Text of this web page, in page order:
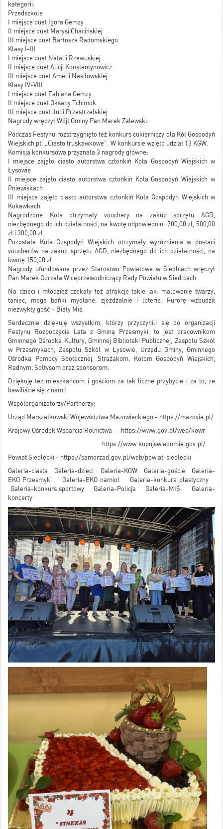
kategorii:
Przedszkole
I miejsce duet Igora Gemzy
II miejsce duet Marysi Chacińskiej
III miejsce duet Bartosza Radomskiego
Klasy I-III
I miejsce duet Natalii Rzewuskiej
II miejsce duet Alicji Konstantynowicz
III miejsce duet Amelii Nasiłowskiej
Klasy IV-VIII
I miejsce duet Fabiana Gemzy
II miejsce duet Oksany Tchimok
III miejsce duet Julii Przestrzelskiej
Nagrody wręczył Wójt Gminy Pan Marek Zalewski.
Podczas Festynu rozstrzygnięto też konkurs cukierniczy dla Kół Gospodyń
Wiejskich pt. „Ciasto truskawkowe”. W konkursie wzięło udział 13 KGW.
Komisja konkursowa przyznała 3 nagrody główne:
I miejsce zajęło ciasto autorstwa członkiń Koła Gospodyń Wiejskich w
Łysowie
II miejsce zajęło ciasto autorstwa członkiń Koła Gospodyń Wiejskich w
Pniewiskach
III miejsce zajęło ciasto autorstwa członkiń Koła Gospodyń Wiejskich w
Kukawkach
Nagrodzone Koła otrzymały vouchery na zakup sprzętu AGD,
niezbędnego do ich działalności, na kwotę odpowiednio: 700,00 zł, 500,00
zł i 300,00 zł.
Pozostałe Koła Gospodyń Wiejskich otrzymały wyróżnienia w postaci
voucherów na zakup sprzętu AGD, niezbędnego do ich działalności, na
kwotę 150,00 zł.
Nagrody ufundowane przez Starostwo Powiatowe w Siedlcach wręczył
Pan Marek Gorzała Wiceprzewodniczący Rady Powiatu w Siedlcach.
Na dzieci i młodzież czekały też atrakcje takie jak: malowanie twarzy,
taniec, mega bańki mydlane, zjeżdżalnie i loterie. Furorę wzbudził
niezwykły gość – Biały Miś.
Serdecznie dziękuję wszystkim, którzy przyczynili się do organizacji
Festynu Rozpoczęcie Lata z Gminą Przesmyki, to jest pracownikom
Gminnego Ośrodka Kultury, Gminnej Biblioteki Publicznej, Zespołu Szkół
w Przesmykach, Zespołu Szkół w Łysowie, Urzędu Gminy, Gminnego
Ośrodka Pomocy Społecznej, Strażakom, Kołom Gospodyń Wiejskich,
Radnym, Sołtysom oraz sponsorom.
Dziękuję też mieszkańcom i gościom za tak liczne przybycie i za to, że
bawiliście się z nami!
Współorganizatorzy/Partnerzy:
Urząd Marszałkowski Województwa Mazowieckiego - https://mazovia.pl/
Krajowy Ośrodek Wsparcia Rolnictwa -
https://www.gov.pl/web/kowr
https://www.kupujswiadomie.gov.pl/
Powiat Siedlecki - https://samorzad.gov.pl/web/powiat-siedlecki
Galeria-ciasta
Galeria-dzieci Galeria-KGW Galeria-goście
Galeria-
EKO Przesmyki Galeria-EKO namiot
Galeria-konkurs plastyczny
Galeria-konkurs sportowy
Galeria-Policja Galeria-MIŚ
Galeria-
koncerty